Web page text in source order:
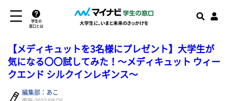
学生の
窓口とは
【メディキュットを3名様にプレゼント】大学生が
気になる〇〇試してみた！～メディキュット ウィー
クエンド シルクインレギンス～
編集部：あこ